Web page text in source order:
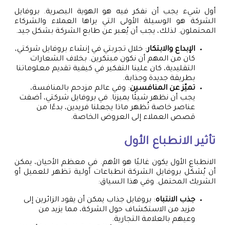
أول شيء يجب أن نفكر فيه هو الهوية البصرية. بروفايل
الشركة هو الوسيلة الأولى التي يراها العملاء والشركاء
المحتملون. لذلك، يجب أن يُعبر عن طابع الشركة بشكل جيد.
الإبداع والابتكار: خلال تجربتي في إنشاء بروفايل شركتي،
كان من المهم أن نكون مبتكرين. بخلاف الشعارات
التقليدية، كان علينا التفكير في كيفية تقديم معلوماتنا
بطريقة جديدة وجذابة.
تميّز عن المنافسين: وفي عالم مزدحم بالمنافسة،
يجب أن نظهر شيئًا يميزنا. في بروفايل شركتي، أضفت
عناصر خاصة تُظهر ماذا يجعلنا فريدين، بدءًا من
قصص العملاء إلى العروض الخاصة.
تأثير الانطباع الأول
الانطباع الأول يكون غالبًا هو الأهم. في معظم الأحيان، يمكن
أن يُشكل بروفايل الشركة انطباعات أولية تظهر للعميل أو
الشريك المحتمل. وفي هذا السياق:
جذب الانتباه: بروفايل جذاب يمكن أن يقود الزائرين إلى
مزيد من الاستكشاف حول الشركة، مما يزيد من
وعيهم بالعلامة التجارية.